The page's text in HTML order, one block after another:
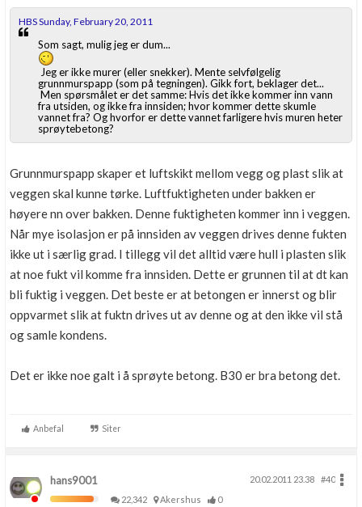
HBS Sunday, February 20, 2011
Som sagt, mulig jeg er dum...
Jeg er ikke murer (eller snekker). Mente selvfølgelig
grunnmurspapp (som på tegningen). Gikk fort, beklager det...
Men spørsmålet er det samme: Hvis det ikke kommer inn vann
fra utsiden, og ikke fra innsiden; hvor kommer dette skumle
vannet fra? Og hvorfor er dette vannet farligere hvis muren heter
sprøytebetong?
Grunnmurspapp skaper et luftskikt mellom vegg og plast slik at
veggen skal kunne tørke. Luftfuktigheten under bakken er
høyere nn over bakken. Denne fuktigheten kommer inn i veggen.
Når mye isolasjon er på innsiden av veggen drives denne fukten
ikke ut i særlig grad. I tillegg vil det alltid være hull i plasten slik
at noe fukt vil komme fra innsiden. Dette er grunnen til at dt kan
bli fuktig i veggen. Det beste er at betongen er innerst og blir
oppvarmet slik at fuktn drives ut av denne og at den ikke vil stå
og samle kondens.
Det er ikke noe galt i å sprøyte betong. B30 er bra betong det.
Anbefal Siter
hans9001 20.02.2011 23.38
#40
22,342
Akershus 0